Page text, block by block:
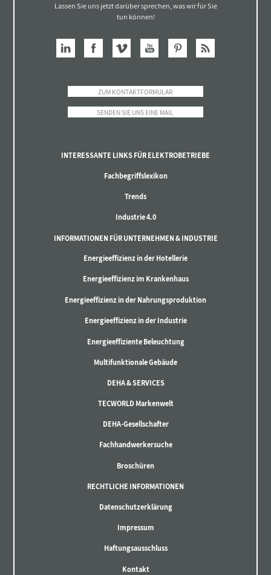
Lassen Sie uns jetzt darüber sprechen, was wir für Sie
tun können!
ZUM KONTAKTFORMULAR
SENDEN SIE UNS EINE MAIL
INTERESSANTE LINKS FÜR ELEKTROBETRIEBE
Fachbegriffslexikon
Trends
Industrie 4.0
INFORMATIONEN FÜR UNTERNEHMEN & INDUSTRIE
Energieeffizienz in der Hotellerie
Energieeffizienz im Krankenhaus
Energieeffizienz in der Nahrungsproduktion
Energieeffizienz in der Industrie
Energieeffiziente Beleuchtung
Multifunktionale Gebäude
DEHA & SERVICES
TECWORLD Markenwelt
DEHA-Gesellschafter
Fachhandwerkersuche
Broschüren
RECHTLICHE INFORMATIONEN
Datenschutzerklärung
Impressum
Haftungsausschluss
Kontakt